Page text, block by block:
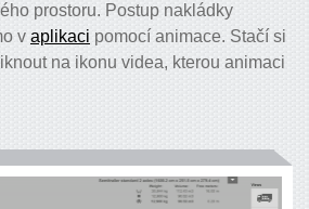
prostoru. Postup nakládky
v aplikaci pomocí animace. Stačí si
na ikonu videa, kterou animaci